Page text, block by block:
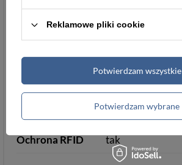
Wzór delikatny wzór
złoty złoty
Kieszeń na
Ochrona RFID tak
Reklamowe pliki cookie
Potwierdzam wybrane
Potwierdzam wszystkie